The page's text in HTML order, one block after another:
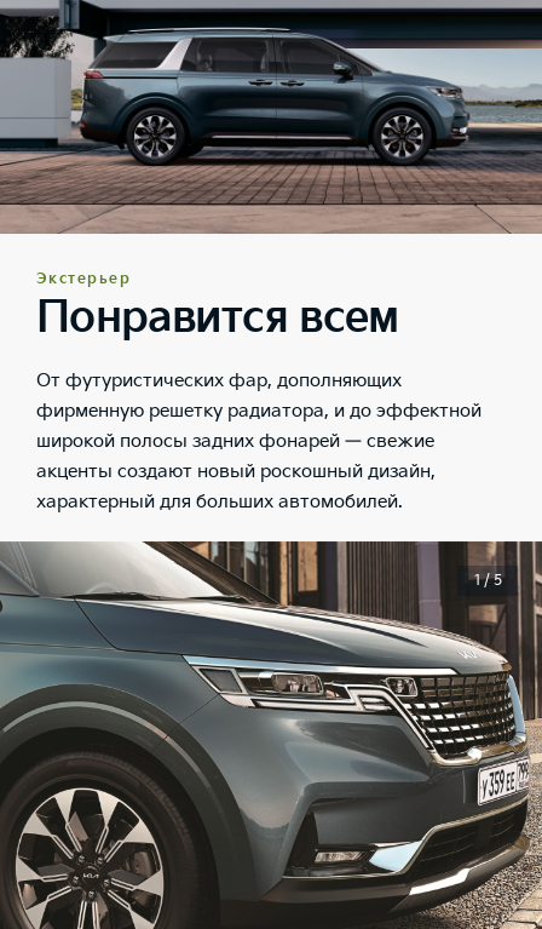
Экстерьер
Понравится всем
От футуристических фар, дополняющих
фирменную решетку радиатора, и до эффектной
широкой полосы задних фонарей — свежие
акценты создают новый роскошный дизайн,
характерный для больших автомобилей.
1 / 5